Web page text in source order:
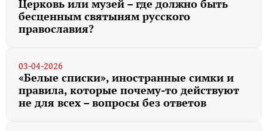
Церковь или музей – где должно быть
бесценным святыням русского
православия?
03-04-2026
«Белые списки», иностранные симки и
правила, которые почему-то действуют
не для всех – вопросы без ответов